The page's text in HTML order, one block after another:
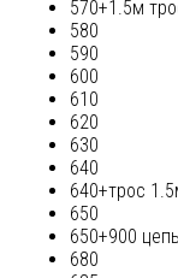
570+1.5м
580
590
600
610
620
630
640
640+трос
650
650+900 цепь
680